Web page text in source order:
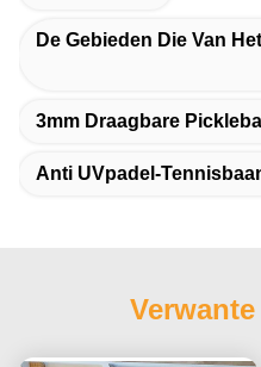
De Gebieden Die Van
3mm Draagbare
Anti UVpadel-